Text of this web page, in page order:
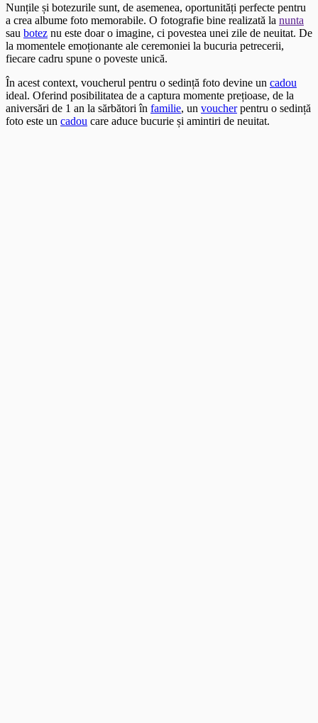
Nunțile și botezurile sunt, de asemenea, oportunități perfecte pentru
a crea albume foto memorabile. O fotografie bine realizată la nunta
sau botez nu este doar o imagine, ci povestea unei zile de neuitat. De
la momentele emoționante ale ceremoniei la bucuria petrecerii,
fiecare cadru spune o poveste unică.
În acest context, voucherul pentru o sedință foto devine un cadou
ideal. Oferind posibilitatea de a captura momente prețioase, de la
aniversări de 1 an la sărbători în familie, un voucherpentru o sedință
foto este un cadou care aduce bucurie și amintiri de neuitat.